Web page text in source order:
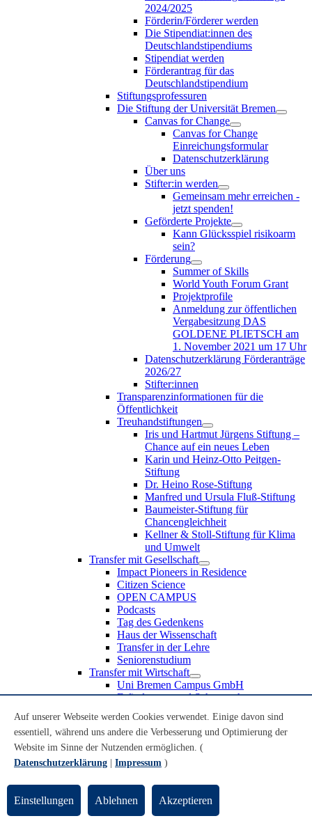
2024/2025
Förderin/Förderer werden
Die Stipendiat:innen des
Deutschlandstipendiums
Stipendiat werden
Förderantrag für das
Deutschlandstipendium
Stiftungsprofessuren
Die Stiftung der Universität Bremen
Canvas for Change
Canvas for Change
Einreichungsformular
Datenschutzerklärung
Über uns
Stifter:in werden
Gemeinsam mehr erreichen -
jetzt spenden!
Geförderte Projekte
Kann Glücksspiel risikoarm
sein?
Förderung
Summer of Skills
World Youth Forum Grant
Projektprofile
Anmeldung zur öffentlichen
Vergabesitzung DAS
GOLDENE PLIETSCH am
1. November 2021 um 17 Uhr
Datenschutzerklärung Förderanträge
2026/27
Stifter:innen
Transparenzinformationen für die
Öffentlichkeit
Treuhandstiftungen
Iris und Hartmut Jürgens Stiftung –
Chance auf ein neues Leben
Karin und Heinz-Otto Peitgen-
Stiftung
Dr. Heino Rose-Stiftung
Manfred und Ursula Fluß-Stiftung
Baumeister-Stiftung für
Chancengleichheit
Kellner & Stoll-Stiftung für Klima
und Umwelt
Transfer mit Gesellschaft
Impact Pioneers in Residence
Citizen Science
OPEN CAMPUS
Podcasts
Tag des Gedenkens
Haus der Wissenschaft
Transfer in der Lehre
Seniorenstudium
Transfer mit Wirtschaft
Uni Bremen Campus GmbH
Erfindungen und Schutzrechte
Recruiting an der Universität Bremen
Weiterbildung an der Universität Bremen
Transfer mit Schule
Schülerinnen und Schüler
Schulklassen
Lehrkräfte
Gründungsunterstützung
Auf unserer Webseite werden Cookies verwendet. Einige davon sind
essentiell, während uns andere die Verbesserung und Optimierung der
Website im Sinne der Nutzenden ermöglichen. (
Datenschutzerklärung
Impressum )
Einstellungen Ablehnen Akzeptieren